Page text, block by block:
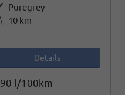
Außenfarbe Puregrey
Kilometerstand
10 km
Details
l/100km